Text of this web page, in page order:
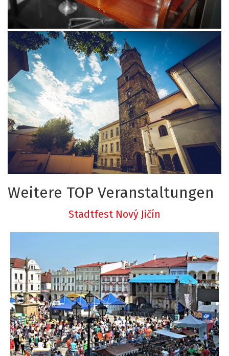
Weitere TOP Veranstaltungen
Stadtfest Nový Jičín